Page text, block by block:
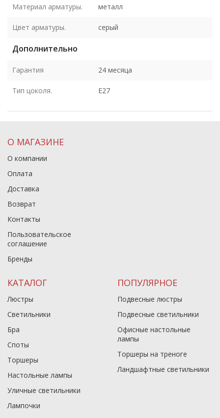
Материал арматуры. металл
Цвет арматуры. серый
Дополнительно
Гарантия 24 месяца
Тип цоколя. E27
О МАГАЗИНЕ
О компании
Оплата
Доставка
Возврат
Контакты
Пользовательское
соглашение
Бренды
КАТАЛОГ
Люстры
Светильники
Бра
Споты
Торшеры
Настольные лампы
Уличные светильники
Лампочки
ПОПУЛЯРНОЕ
Подвесные люстры
Подвесные светильники
Офисные настольные
лампы
Торшеры на треноге
Ландшафтные светильники